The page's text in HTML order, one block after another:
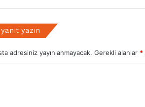
yazın
adresiniz yayınlanmayacak. Gerekli alanlar *